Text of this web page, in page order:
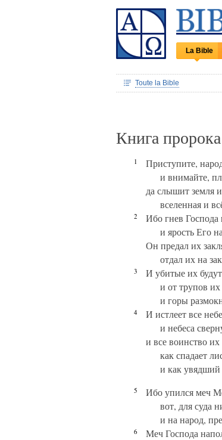
La Bible
Toute la Bible
Книга
1
Приступите,
и внимайте,
да слышит земля
вселенная и
2
Ибо гнев Господа
и ярость Его
Он предал их
отдал их на
3
И убитые их
и от трупов
и горы
4
И истлеет все
и небеса
и все воинство их
как спадает
и как
5
Ибо упился меч
вот, для суда
и на народ,
6
Меч Господа